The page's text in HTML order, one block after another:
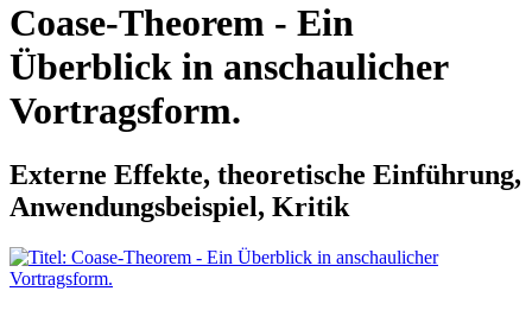
Coase-Theorem - Ein
Überblick in anschaulicher
Vortragsform.
Externe Effekte, theoretische Einführung,
Anwendungsbeispiel, Kritik